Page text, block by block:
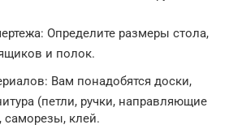
Определите размеры стола,
и полок.
Вам понадобятся доски,
(петли, ручки, направляющие
саморезы, клей.